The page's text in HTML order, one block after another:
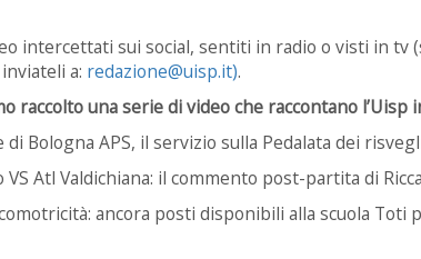
intercettati sui social, sentiti in radio o visti in tv
a: redazione@uisp.it).
raccolto una serie di video che raccontano l’Uisp
Bologna APS, il servizio sulla Pedalata dei
VS Atl Valdichiana: il commento post-partita di
ancora posti disponibili alla scuola Toti